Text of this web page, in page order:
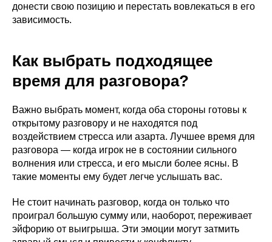
донести свою позицию и перестать вовлекаться в его
зависимость.
Как выбрать подходящее
время для разговора?
Важно выбрать момент, когда оба стороны готовы к
открытому разговору и не находятся под
воздействием стресса или азарта. Лучшее время для
разговора — когда игрок не в состоянии сильного
волнения или стресса, и его мысли более ясны. В
такие моменты ему будет легче услышать вас.
Не стоит начинать разговор, когда он только что
проиграл большую сумму или, наоборот, переживает
эйфорию от выигрыша. Эти эмоции могут затмить